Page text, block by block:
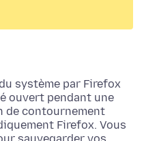
système par Firefox
ouvert pendant une
de contournement
Firefox. Vous